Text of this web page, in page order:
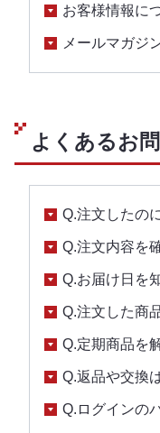
お客様情報に
メールマガジ
よくあるお
Q.注文したの
Q.注文内容を
Q.お届け日を
Q.注文した商
Q.定期商品を
Q.返品や交換
Q.ログインの